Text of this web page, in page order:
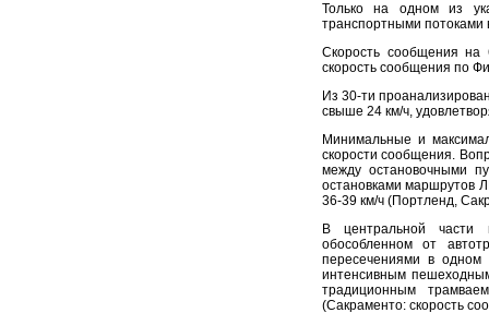
Только на одном из
транспортными
Скорость сообщения на
скорость сообщения по
Из 30-ти
свыше 24 км/ч,
Минимальные и
скорости сообщения.
между остановочными
остановками маршрутов
36-39 км/ч (Портленд,
В центральной части
обособленном от
пересечениями в одном
интенсивным
традиционным
(Сакраменто: скорость